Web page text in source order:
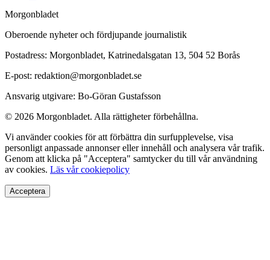
Morgonbladet
Oberoende nyheter och fördjupande journalistik
Postadress: Morgonbladet, Katrinedalsgatan 13, 504 52 Borås
E-post: redaktion@morgonbladet.se
Ansvarig utgivare: Bo-Göran Gustafsson
© 2026 Morgonbladet. Alla rättigheter förbehållna.
Vi använder cookies för att förbättra din surfupplevelse, visa
personligt anpassade annonser eller innehåll och analysera vår trafik.
Genom att klicka på "Acceptera" samtycker du till vår användning
av cookies. Läs vår cookiepolicy
Acceptera